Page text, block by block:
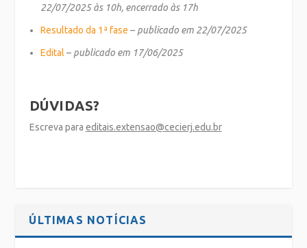
22/07/2025 às 10h, encerrado às 17h
Resultado da 1ª fase – publicado em 22/07/2025
Edital – publicado em 17/06/2025
DÚVIDAS?
Escreva para editais.extensao@cecierj.edu.br
ÚLTIMAS NOTÍCIAS